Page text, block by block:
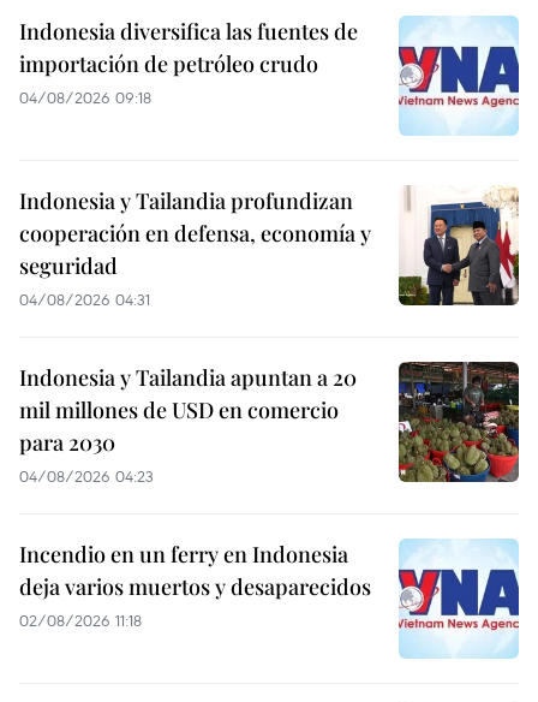
Indonesia diversifica las fuentes de
importación de petróleo crudo
04/08/2026 09:18
Indonesia y Tailandia profundizan
cooperación en defensa, economía y
seguridad
04/08/2026 04:31
Indonesia y Tailandia apuntan a 20
mil millones de USD en comercio
para 2030
04/08/2026 04:23
Incendio en un ferry en Indonesia
deja varios muertos y desaparecidos
02/08/2026 11:18